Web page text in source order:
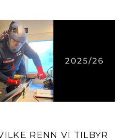
RENN VI TILBYR